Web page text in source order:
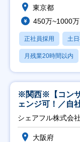
東京都
450万~1000万
正社員採用 土
月残業20時間以内
※関西※【コン
ェンジ可！／自
シェアフル株式会社
大阪府